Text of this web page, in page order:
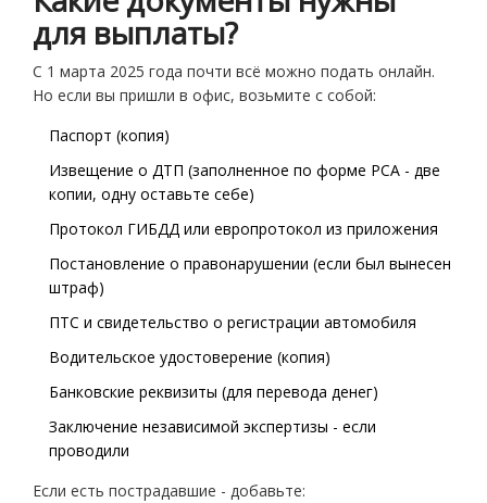
для выплаты?
С 1 марта 2025 года почти всё можно подать онлайн.
Но если вы пришли в офис, возьмите с собой:
Паспорт (копия)
Извещение о ДТП (заполненное по форме РСА - две
копии, одну оставьте себе)
Протокол ГИБДД или европротокол из приложения
Постановление о правонарушении (если был вынесен
штраф)
ПТС и свидетельство о регистрации автомобиля
Водительское удостоверение (копия)
Банковские реквизиты (для перевода денег)
Заключение независимой экспертизы - если
проводили
Если есть пострадавшие - добавьте: